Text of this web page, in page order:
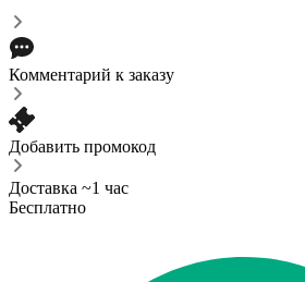
Комментарий к заказу
Добавить промокод
Доставка ~1 час
Бесплатно